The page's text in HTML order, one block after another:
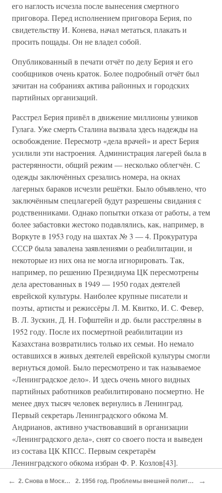
его наглость исчезла после вынесения смертного
приговора. Перед исполнением приговора Берия, по
свидетельству И. Конева, начал метаться, плакать и
просить пощады. Он не владел собой.
Опубликованный в печати отчёт по делу Берия и его
сообщников очень краток. Более подробный отчёт был
зачитан на собраниях актива районных и городских
партийных организаций.
Расстрел Берия привёл в движение миллионы узников
Гулага. Уже смерть Сталина вызвала здесь надежды на
освобождение. Пересмотр «дела врачей» и арест Берия
усилили эти настроения. Администрация лагерей была в
растерянности, общий режим — несколько облегчён. С
одежды заключённых срезались номера, на окнах
лагерных бараков исчезли решётки. Было объявлено, что
заключённым спецлагерей будут разрешены свидания с
родственниками. Однако попытки отказа от работы, а тем
более забастовки жестоко подавлялись, как, например, в
Воркуте в 1953 году на шахтах № 3 — 4. Прокуратура
СССР была завалена заявлениями о реабилитации, и
некоторые из них она не могла игнорировать. Так,
например, по решению Президиума ЦК пересмотрены
дела арестованных в 1949 — 1950 годах деятелей
еврейской культуры. Наиболее крупные писатели и
поэты, артисты и режиссёры Л. М. Квитко, И. С. Февер,
В. Л. Зускин, Д. Н. Гофштейн и др. были расстреляны в
1952 году. После их посмертной реабилитации из
Казахстана возвратились только их семьи. Но немало
оставшихся в живых деятелей еврейской культуры смогли
вернуться домой. Было пересмотрено и так называемое
«Ленинградское дело». И здесь очень много видных
партийных работников реабилитировано посмертно. Не
менее двух тысяч человек вернулись в Ленинград.
Первый секретарь Ленинградского обкома М.
Андрианов, активно участвовавший в организации
«Ленинградского дела», снят со своего поста и выведен
из состава ЦК КПСС. Первым секретарём
Ленинградского обкома избран Ф. Р. Козлов[43].
потенциальную угрозу для политической карьеры Г.
← 2. Снова в Москве 2. 1956 год. Проблемы внешней политики →